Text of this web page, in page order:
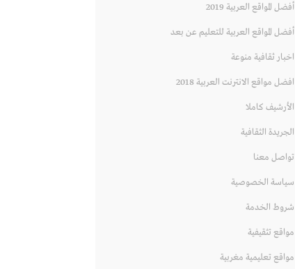
أفضل المواقع العربية 2019
أفضل المواقع العربية للتعليم عن بعد
اخبار ثقافية منوعة
افضل مواقع الانترنت العربية 2018
الأرشيف كاملا
الجريدة الثقافية
تواصل معنا
سياسة الخصوصية
شروط الخدمة
مواقع تثقيفية
مواقع تعليمية مغربية